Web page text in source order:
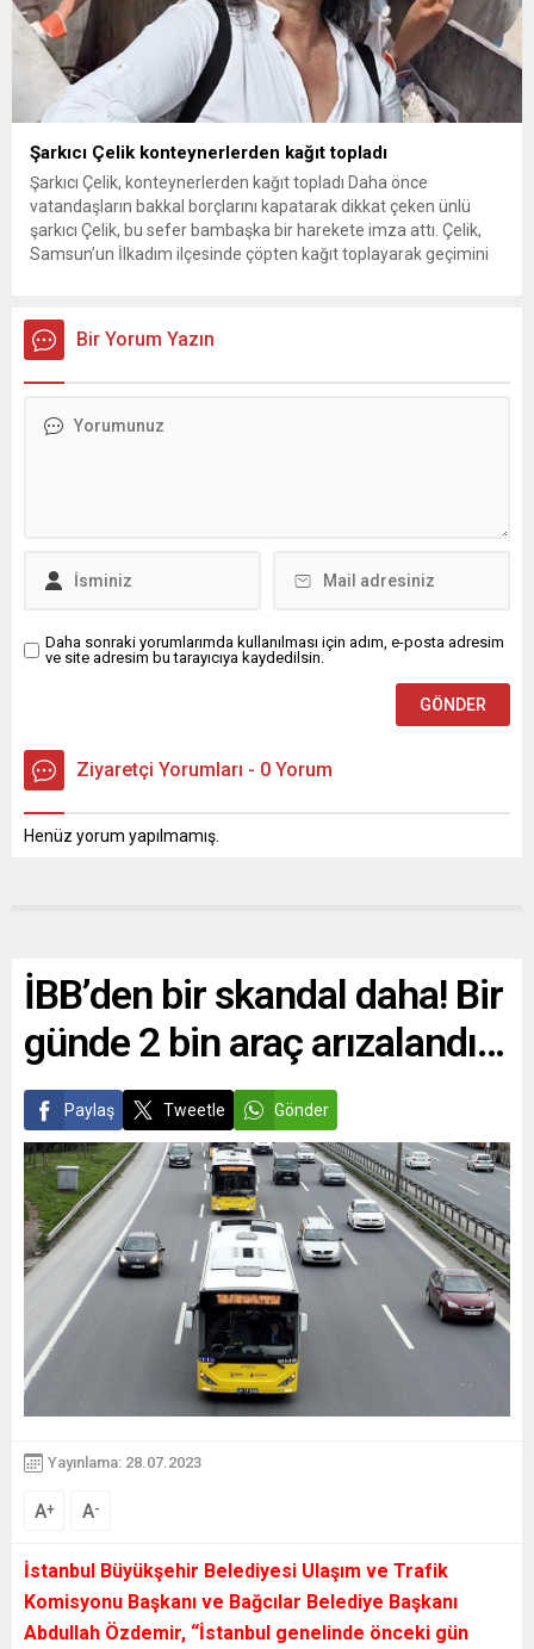
Şarkıcı Çelik konteynerlerden kağıt topladı
Şarkıcı Çelik, konteynerlerden kağıt topladı Daha önce
vatandaşların bakkal borçlarını kapatarak dikkat çeken ünlü
şarkıcı Çelik, bu sefer bambaşka bir harekete imza attı. Çelik,
Samsun’un İlkadım ilçesinde çöpten kağıt toplayarak geçimini
İlkadım ilçesinde çöpten kağıt toplayarak...
Bir Yorum Yazın
Daha sonraki yorumlarımda kullanılması için adım, e-posta adresim
ve site adresim bu tarayıcıya kaydedilsin.
Ziyaretçi Yorumları - 0 Yorum
Henüz yorum yapılmamış.
İBB’den bir skandal daha! Bir
günde 2 bin araç arızalandı…
Paylaş Tweetle Gönder
Yayınlama: 28.07.2023
A+ A-
İstanbul Büyükşehir Belediyesi Ulaşım ve Trafik
Komisyonu Başkanı ve Bağcılar Belediye Başkanı
Abdullah Özdemir, “İstanbul genelinde önceki gün